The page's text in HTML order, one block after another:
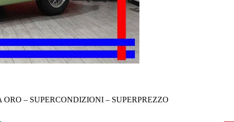
– SUPERCONDIZIONI – SUPERPREZZO